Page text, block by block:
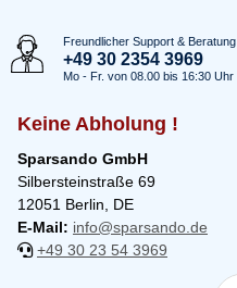
Freundlicher Support & Beratung
+49 30 2354 3969
Mo - Fr. von 08.00 bis 16:30 Uhr
Keine Abholung !
Sparsando GmbH
Silbersteinstraße 69
12051 Berlin, DE
E-Mail: info@sparsando.de
+49 30 23 54 3969